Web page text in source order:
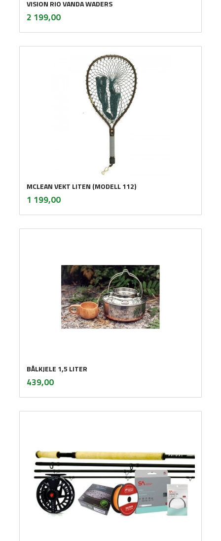
VISION RIO VANDA WADERS
Pris
2 199,00mva.
MCLEAN VEKT LITEN (MODELL 112)
Pris
1 199,00mva.
BÅLKJELE 1,5 LITER
Pris
439,00mva.